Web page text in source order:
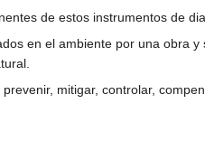
de estos instrumentos de
en el ambiente por una obra
mitigar, controlar,